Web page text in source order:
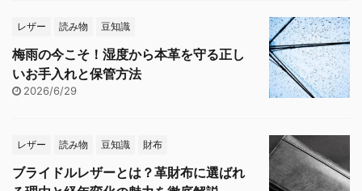
レザー 読み物 豆知識
梅雨の今こそ！湿度から本革を守る正し
いお手入れと保管方法
2026/6/29
レザー 読み物 豆知識 財布
ブライドルレザーとは？革財布に選ばれ